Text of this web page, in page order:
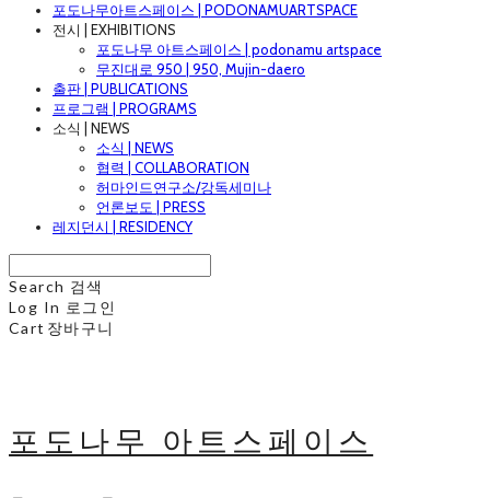
포도나무아트스페이스 | PODONAMUARTSPACE
전시 | EXHIBITIONS
포도나무 아트스페이스 | podonamu artspace
무진대로 950 | 950, Mujin-daero
출판 | PUBLICATIONS
프로그램 | PROGRAMS
소식 | NEWS
소식 | NEWS
협력 | COLLABORATION
허마인드연구소/강독세미나
언론보도 | PRESS
레지던시 | RESIDENCY
Search 검색
Log In 로그인
Cart 장바구니
포도나무 아트스페이스